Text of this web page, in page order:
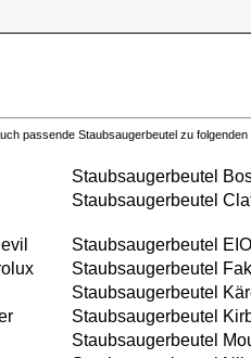
passende Staubsaugerbeutel zu folgenden
Staubsaugerbeutel
Staubsaugerbeutel
Staubsaugerbeutel
Staubsaugerbeutel
Staubsaugerbeutel
Staubsaugerbeutel
Staubsaugerbeutel